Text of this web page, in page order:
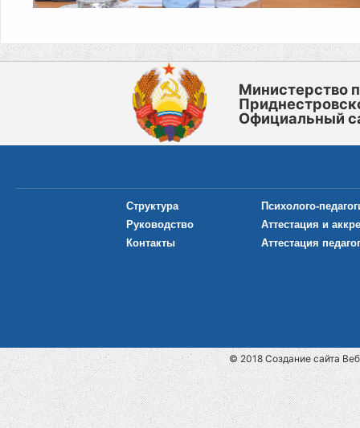
Министерство
Официальный
Структура
Руководство
Контакты
Психолого-
Аттестация и
Аттестация
© 2018Cоздание сайта